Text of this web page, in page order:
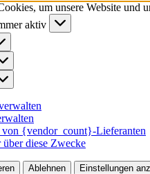
um unsere Website und
aktiv
von {vendor_count}-Lieferanten
über diese Zwecke
Ablehnen Einstellungen